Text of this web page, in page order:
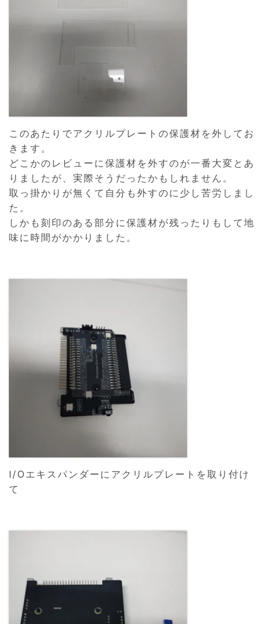
このあたりでアクリルプレートの保護材を外してお
きます。
どこかのレビューに保護材を外すのが一番大変とあ
りましたが、実際そうだったかもしれません。
取っ掛かりが無くて自分も外すのに少し苦労しまし
た。
しかも刻印のある部分に保護材が残ったりもして地
味に時間がかかりました。
I/Oエキスパンダーにアクリルプレートを取り付け
て